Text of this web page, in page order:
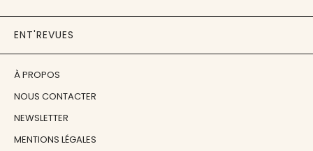
ENT'REVUES
À PROPOS
NOUS CONTACTER
NEWSLETTER
MENTIONS LÉGALES